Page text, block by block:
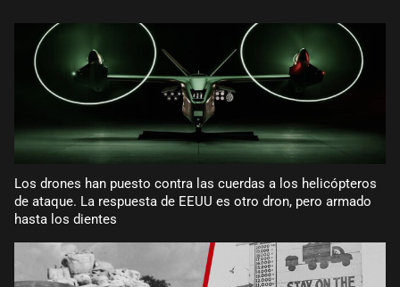
Los drones han puesto contra las cuerdas a los helicópteros
de ataque. La respuesta de EEUU es otro dron, pero armado
hasta los dientes